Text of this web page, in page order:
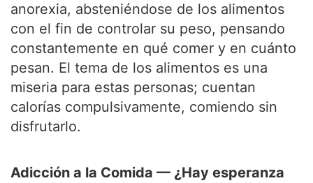
anorexia, absteniéndose de los alimentos
con el fin de controlar su peso, pensando
constantemente en qué comer y en cuánto
pesan. El tema de los alimentos es una
miseria para estas personas; cuentan
calorías compulsivamente, comiendo sin
disfrutarlo.
Adicción a la Comida — ¿Hay esperanza